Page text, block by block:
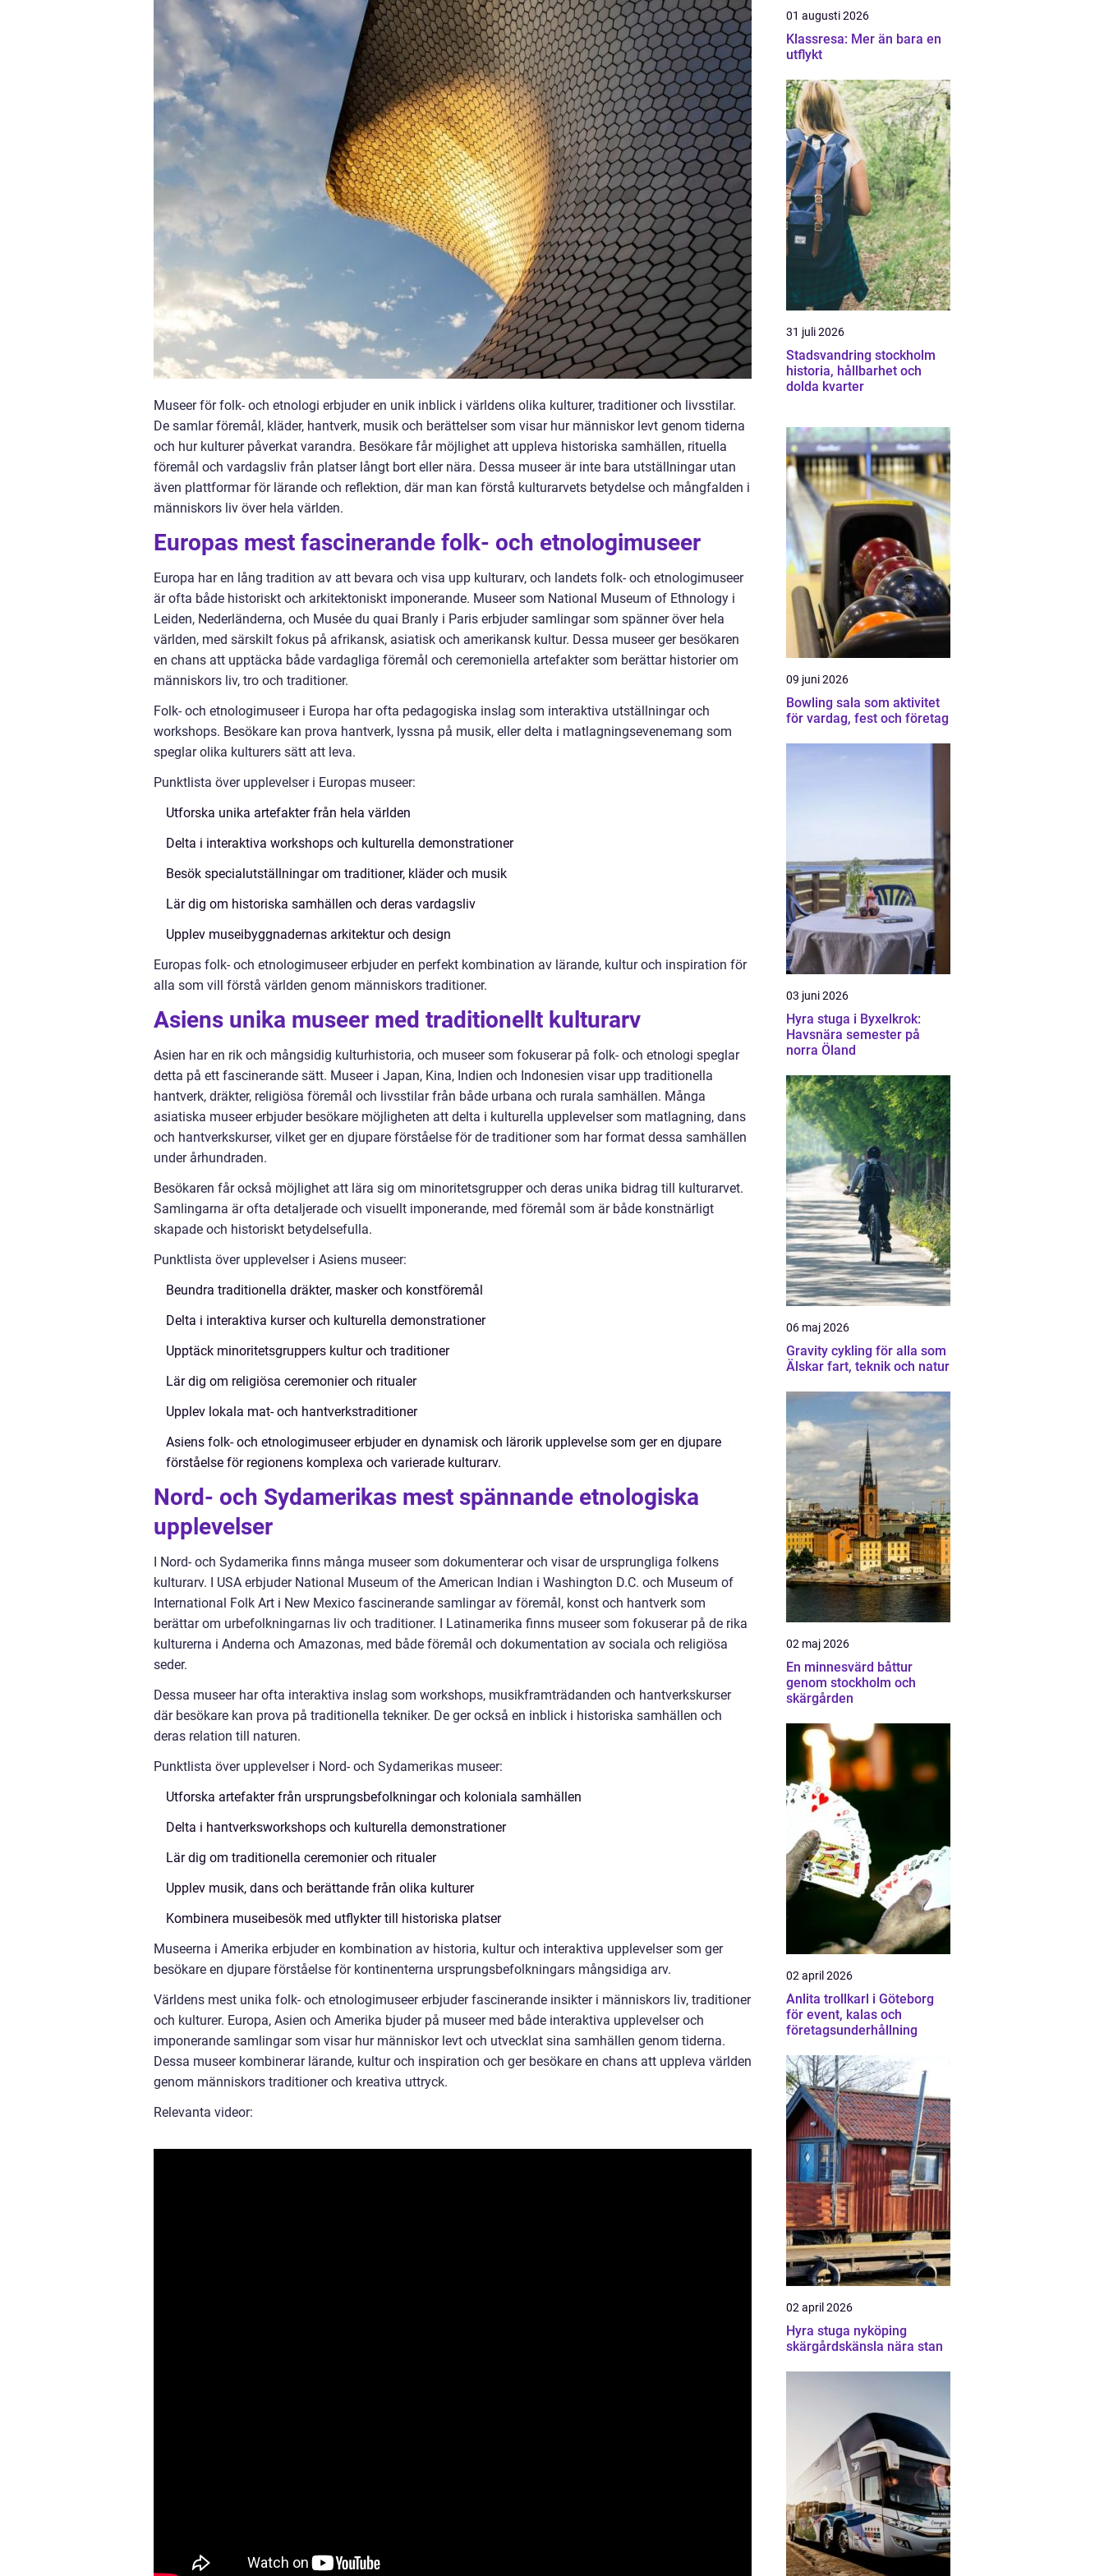
Museer för folk- och etnologi erbjuder en unik inblick i världens olika kulturer, traditioner och livsstilar.
De samlar föremål, kläder, hantverk, musik och berättelser som visar hur människor levt genom tiderna
och hur kulturer påverkat varandra. Besökare får möjlighet att uppleva historiska samhällen, rituella
föremål och vardagsliv från platser långt bort eller nära. Dessa museer är inte bara utställningar utan
även plattformar för lärande och reflektion, där man kan förstå kulturarvets betydelse och mångfalden i
människors liv över hela världen.
Europas mest fascinerande folk- och etnologimuseer
Europa har en lång tradition av att bevara och visa upp kulturarv, och landets folk- och etnologimuseer
är ofta både historiskt och arkitektoniskt imponerande. Museer som National Museum of Ethnology i
Leiden, Nederländerna, och Musée du quai Branly i Paris erbjuder samlingar som spänner över hela
världen, med särskilt fokus på afrikansk, asiatisk och amerikansk kultur. Dessa museer ger besökaren
en chans att upptäcka både vardagliga föremål och ceremoniella artefakter som berättar historier om
människors liv, tro och traditioner.
Folk- och etnologimuseer i Europa har ofta pedagogiska inslag som interaktiva utställningar och
workshops. Besökare kan prova hantverk, lyssna på musik, eller delta i matlagningsevenemang som
speglar olika kulturers sätt att leva.
Punktlista över upplevelser i Europas museer:
Utforska unika artefakter från hela världen
Delta i interaktiva workshops och kulturella demonstrationer
Besök specialutställningar om traditioner, kläder och musik
Lär dig om historiska samhällen och deras vardagsliv
Upplev museibyggnadernas arkitektur och design
Europas folk- och etnologimuseer erbjuder en perfekt kombination av lärande, kultur och inspiration för
alla som vill förstå världen genom människors traditioner.
Asiens unika museer med traditionellt kulturarv
Asien har en rik och mångsidig kulturhistoria, och museer som fokuserar på folk- och etnologi speglar
detta på ett fascinerande sätt. Museer i Japan, Kina, Indien och Indonesien visar upp traditionella
hantverk, dräkter, religiösa föremål och livsstilar från både urbana och rurala samhällen. Många
asiatiska museer erbjuder besökare möjligheten att delta i kulturella upplevelser som matlagning, dans
och hantverkskurser, vilket ger en djupare förståelse för de traditioner som har format dessa samhällen
under århundraden.
Besökaren får också möjlighet att lära sig om minoritetsgrupper och deras unika bidrag till kulturarvet.
Samlingarna är ofta detaljerade och visuellt imponerande, med föremål som är både konstnärligt
skapade och historiskt betydelsefulla.
Punktlista över upplevelser i Asiens museer:
Beundra traditionella dräkter, masker och konstföremål
Delta i interaktiva kurser och kulturella demonstrationer
Upptäck minoritetsgruppers kultur och traditioner
Lär dig om religiösa ceremonier och ritualer
Upplev lokala mat- och hantverkstraditioner
Asiens folk- och etnologimuseer erbjuder en dynamisk och lärorik upplevelse som ger en djupare
förståelse för regionens komplexa och varierade kulturarv.
Nord- och Sydamerikas mest spännande etnologiska
upplevelser
I Nord- och Sydamerika finns många museer som dokumenterar och visar de ursprungliga folkens
kulturarv. I USA erbjuder National Museum of the American Indian i Washington D.C. och Museum of
International Folk Art i New Mexico fascinerande samlingar av föremål, konst och hantverk som
berättar om urbefolkningarnas liv och traditioner. I Latinamerika finns museer som fokuserar på de rika
kulturerna i Anderna och Amazonas, med både föremål och dokumentation av sociala och religiösa
seder.
Dessa museer har ofta interaktiva inslag som workshops, musikframträdanden och hantverkskurser
där besökare kan prova på traditionella tekniker. De ger också en inblick i historiska samhällen och
deras relation till naturen.
Punktlista över upplevelser i Nord- och Sydamerikas museer:
Utforska artefakter från ursprungsbefolkningar och koloniala samhällen
Delta i hantverksworkshops och kulturella demonstrationer
Lär dig om traditionella ceremonier och ritualer
Upplev musik, dans och berättande från olika kulturer
Kombinera museibesök med utflykter till historiska platser
Museerna i Amerika erbjuder en kombination av historia, kultur och interaktiva upplevelser som ger
besökare en djupare förståelse för kontinenterna ursprungsbefolkningars mångsidiga arv.
Världens mest unika folk- och etnologimuseer erbjuder fascinerande insikter i människors liv, traditioner
och kulturer. Europa, Asien och Amerika bjuder på museer med både interaktiva upplevelser och
imponerande samlingar som visar hur människor levt och utvecklat sina samhällen genom tiderna.
Dessa museer kombinerar lärande, kultur och inspiration och ger besökare en chans att uppleva världen
genom människors traditioner och kreativa uttryck.
Relevanta videor:
01 augusti 2026
Klassresa: Mer än bara en
utflykt
31 juli 2026
Stadsvandring stockholm
historia, hållbarhet och
dolda kvarter
09 juni 2026
Bowling sala som aktivitet
för vardag, fest och företag
03 juni 2026
Hyra stuga i Byxelkrok:
Havsnära semester på
norra Öland
06 maj 2026
Gravity cykling för alla som
Älskar fart, teknik och natur
02 maj 2026
En minnesvärd båttur
genom stockholm och
skärgården
02 april 2026
Anlita trollkarl i Göteborg
för event, kalas och
företagsunderhållning
02 april 2026
Hyra stuga nyköping
skärgårdskänsla nära stan